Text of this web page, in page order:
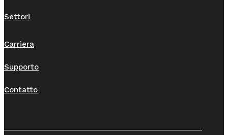
Settori
Carriera
Supporto
Contatto